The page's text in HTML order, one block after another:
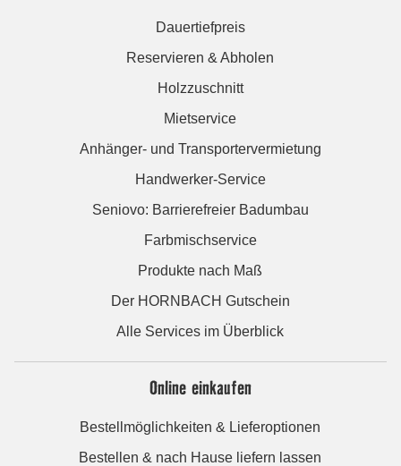
Dauertiefpreis
Reservieren & Abholen
Holzzuschnitt
Mietservice
Anhänger- und Transportervermietung
Handwerker-Service
Seniovo: Barrierefreier Badumbau
Farbmischservice
Produkte nach Maß
Der HORNBACH Gutschein
Alle Services im Überblick
Online einkaufen
Bestellmöglichkeiten & Lieferoptionen
Bestellen & nach Hause liefern lassen